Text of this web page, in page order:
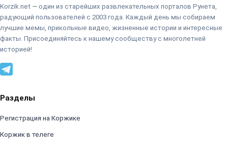
Korzik.net — один из старейших развлекательных порталов Рунета,
радующий пользователей с 2003 года. Каждый день мы собираем
лучшие мемы, прикольные видео, жизненные истории и интересные
факты. Присоединяйтесь к нашему сообществу с многолетней
историей!
Разделы
Регистрация на Коржике
Коржик в телеге